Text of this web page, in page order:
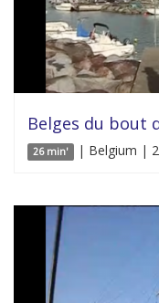
Belges du bout
26 min' | Belgium |